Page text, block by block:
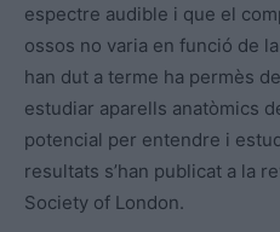
espectre audible i que el
ossos no varia en funció de
han dut a terme ha permès
estudiar aparells anatòmics
potencial per entendre i
resultats s’han publicat a la
Society of London.